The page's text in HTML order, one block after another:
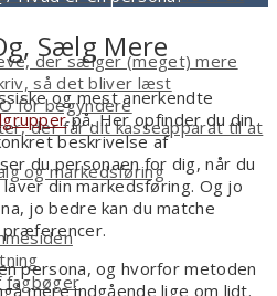
der sælger (meget) mere
så det bliver læst
for begyndere
der får dit kasseapparat til at
og markedsføring
fagbøger
Sælg Mere
og mest anerkendte
på. Her opfinder du din
beskrivelse af
du personaen for dig, når du
din markedsføring. Og jo
jo bedre kan du matche
persona, og hvorfor metoden
mere indgående lige om lidt.